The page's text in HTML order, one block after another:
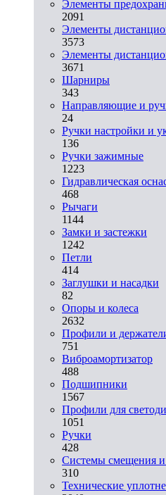
Элементы
2091
Элементы
3573
Элементы
3671
Шарниры
343
Направляющие и
24
Ручки настройки и
136
Ручки зажимные
1223
Гидравлическая
468
Рычаги
1144
Замки и застежки
1242
Петли
414
Заглушки и насадки
82
Опоры и колеса
2632
Профили и
751
Виброамортизатор
488
Подшипники
1567
Профили для
1051
Ручки
428
Системы смещения
310
Технические